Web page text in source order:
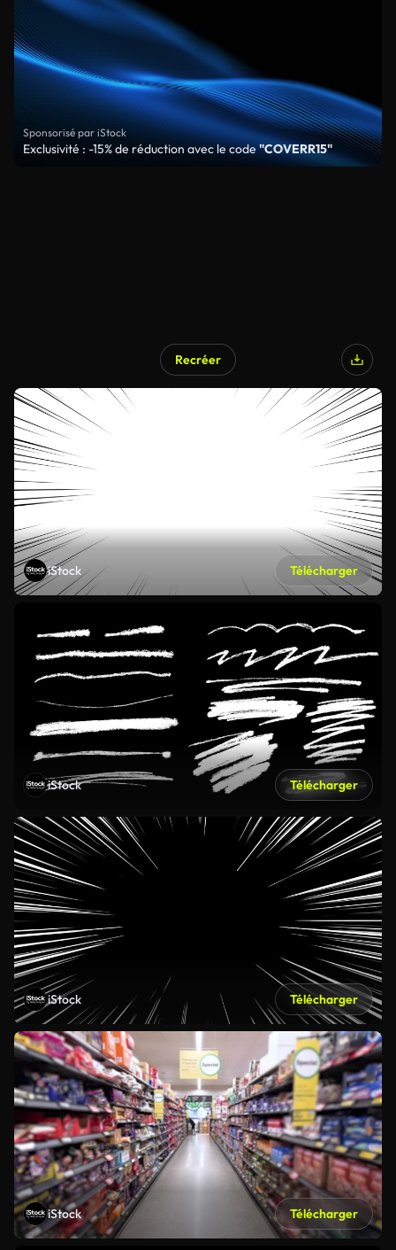
Sponsorisé par iStock
Exclusivité : -15% de réduction avec le code"COVERR15"
Recréer
iStock Télécharger
iStock Télécharger
iStock Télécharger
iStock Télécharger